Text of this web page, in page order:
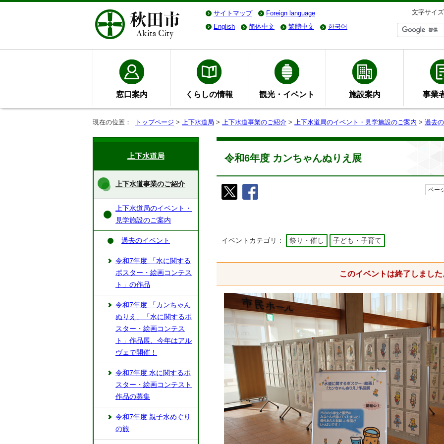
サイトマップ Foreign language
文字サイズ
English
简体中文 繁體中文 한국어
窓口案内 くらしの情報 観光・イベント 施設案内 事業
現在の位置： トップページ > 上下水道局 > 上下水道事業のご紹介 > 上下水道局のイベント・見学施設のご案内 > 過去
令和6年度 カンちゃんぬりえ展
ペー
イベントカテゴリ： 祭り・催し 子ども・子育て
このイベントは終了しまし
上下水道局
上下水道事業のご紹介
上下水道局のイベント・
見学施設のご案内
過去のイベント
令和7年度 「水に関する
ポスター・絵画コンテス
ト」の作品
令和7年度 「カンちゃん
ぬりえ」「水に関するポ
スター・絵画コンテス
ト」作品展、今年はアル
ヴェで開催！
令和7年度 水に関するポ
スター・絵画コンテスト
作品の募集
令和7年度 親子水めぐり
の旅